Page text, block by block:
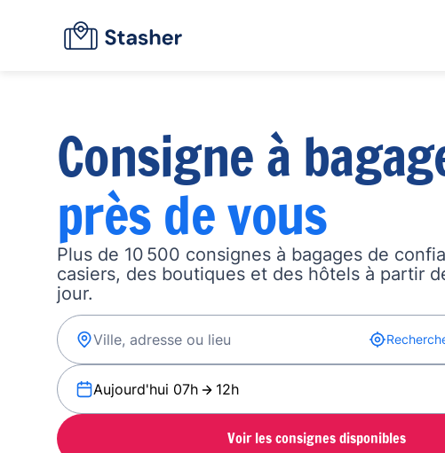
Consigne à
près de vous
Plus de 10 500 consignes à bagages de
casiers, des boutiques et des hôtels à partir
jour.
Aujourd'hui 07h 12h
Voir les consignes disponibles